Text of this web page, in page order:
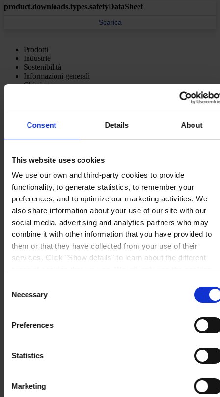
Consent Details About
This website uses cookies
We use our own and third-party cookies to provide
functionality, to generate statistics, to remember your
preferences, and to optimize our marketing activities. We
also share information about your use of our site with our
social media, advertising and analytics partners who may
combine it with other information that you have provided to
them or that they have collected from your use of their
services. Click "Show details" to learn about the different
cookies after having received your consent. You may
withdraw your consent at any time by using the link in our
. If you would like to know more how we
process your personal data, please visit our
Selection
Necessary
Preferences
Statistics
Marketing
product.downloads.types.safetyDataSheet
Scarica
Prodotti
Industrie
Sostenibilità
Informazioni generali
Chi siamo
Via Lungobisagno
16141 Genova
P.I. 00246440101
View on map
CONTATTACITel:+39 (010) 8356947
Fax:+39 (010) 8356950
Mail: HempelItaly@hempel.com